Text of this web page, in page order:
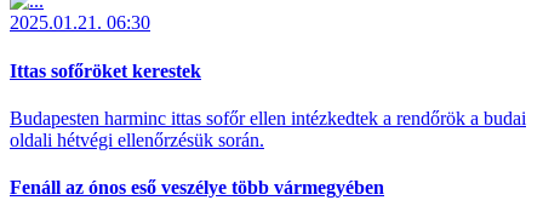
2025.01.21. 06:30
Ittas sofőröket kerestek
Budapesten harminc ittas sofőr ellen intézkedtek a rendőrök a budai
oldali hétvégi ellenőrzésük során.
Fenáll az ónos eső veszélye több vármegyében